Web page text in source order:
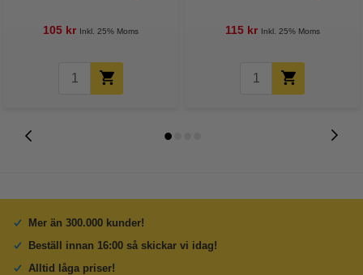
105 kr Inkl. 25% Moms
8m
115 kr Inkl. 25% Moms
Mer än 300.000 kunder!
Beställ innan 16:00 så skickar vi idag!
Alltid låga priser!